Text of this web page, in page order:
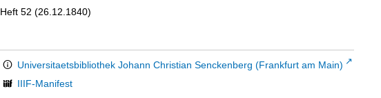
Heft 52 (26.12.1840)
Universitaetsbibliothek Johann Christian Senckenberg (Frankfurt am Main)
IIIF-Manifest